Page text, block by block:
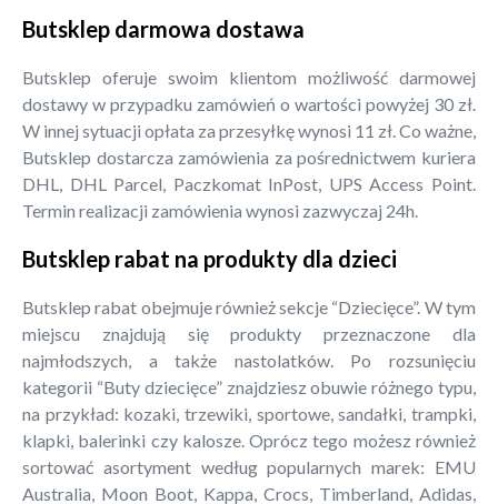
Butsklep darmowa dostawa
Butsklep oferuje swoim klientom możliwość darmowej
dostawy w przypadku zamówień o wartości powyżej 30 zł.
W innej sytuacji opłata za przesyłkę wynosi 11 zł. Co ważne,
Butsklep dostarcza zamówienia za pośrednictwem kuriera
DHL, DHL Parcel, Paczkomat InPost, UPS Access Point.
Termin realizacji zamówienia wynosi zazwyczaj 24h.
Butsklep rabat na produkty dla dzieci
Butsklep rabat obejmuje również sekcje “Dziecięce”. W tym
miejscu znajdują się produkty przeznaczone dla
najmłodszych, a także nastolatków. Po rozsunięciu
kategorii “Buty dziecięce” znajdziesz obuwie różnego typu,
na przykład: kozaki, trzewiki, sportowe, sandałki, trampki,
klapki, balerinki czy kalosze. Oprócz tego możesz również
sortować asortyment według popularnych marek: EMU
Australia, Moon Boot, Kappa, Crocs, Timberland, Adidas,